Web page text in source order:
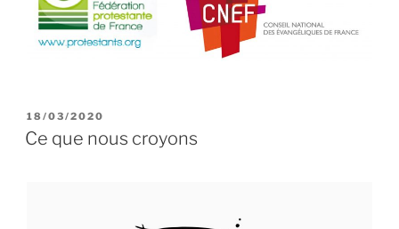
PUBLIÉ
LE
18/03/2020
Ce que nous croyons